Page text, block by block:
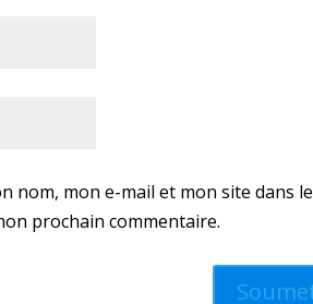
nom, mon e-mail et mon site dans le
prochain commentaire.